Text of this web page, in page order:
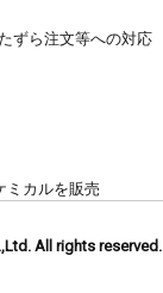
ずら注文等への対応
ミカルを販売
All rights reserved.